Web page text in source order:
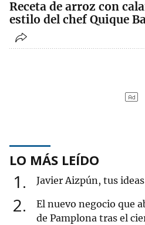
Receta de arroz con
estilo del chef Quique
LO MÁS LEÍDO
1 Javier Aizpún, tus
2
El nuevo negocio que
de Pamplona tras el